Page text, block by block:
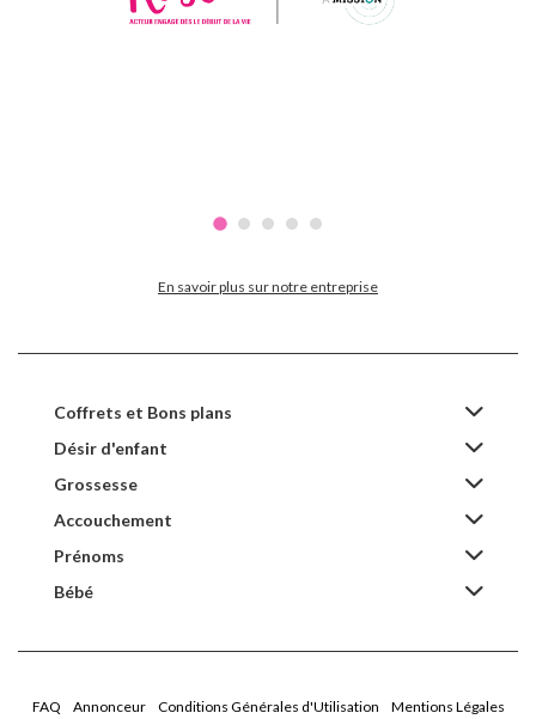
En savoir plus sur notre entreprise
Coffrets et Bons plans
Désir d'enfant
Grossesse
Accouchement
Prénoms
Bébé
FAQ Annonceur Conditions Générales d'Utilisation Mentions Légales